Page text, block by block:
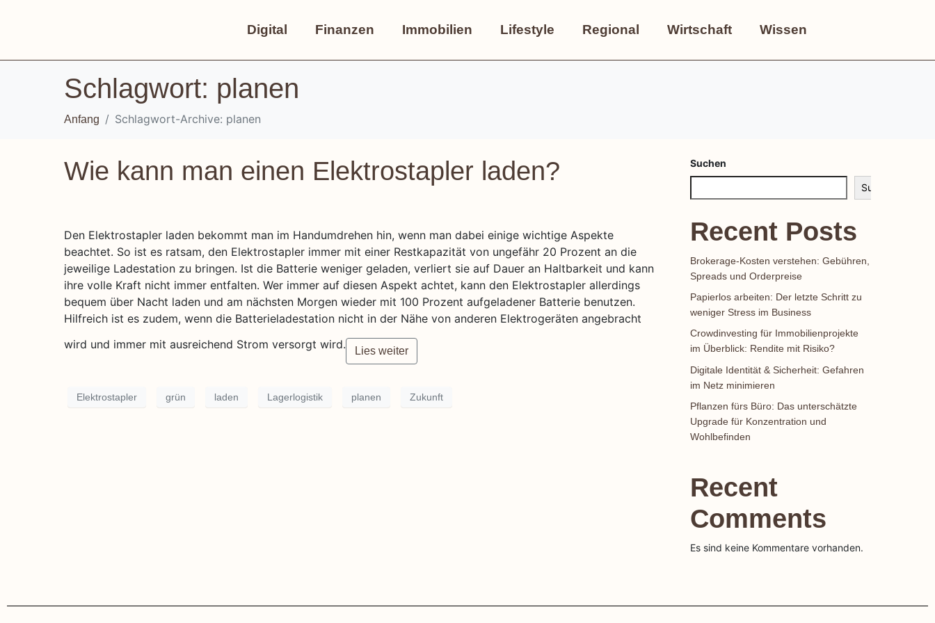
Digital Finanzen Immobilien Lifestyle Regional Wirtschaft Wissen
Schlagwort: planen
Anfang Schlagwort-Archive: planen
Wie kann man einen Elektrostapler laden?
Den Elektrostapler laden bekommt man im Handumdrehen hin, wenn man dabei einige wichtige Aspekte
beachtet. So ist es ratsam, den Elektrostapler immer mit einer Restkapazität von ungefähr 20 Prozent an die
jeweilige Ladestation zu bringen. Ist die Batterie weniger geladen, verliert sie auf Dauer an Haltbarkeit und kann
ihre volle Kraft nicht immer entfalten. Wer immer auf diesen Aspekt achtet, kann den Elektrostapler allerdings
bequem über Nacht laden und am nächsten Morgen wieder mit 100 Prozent aufgeladener Batterie benutzen.
Hilfreich ist es zudem, wenn die Batterieladestation nicht in der Nähe von anderen Elektrogeräten angebracht
wird und immer mit ausreichend Strom versorgt wird.
Lies weiter
Elektrostapler grün laden Lagerlogistik planen Zukunft
Suchen
Suchen
Recent Posts
Brokerage-Kosten verstehen: Gebühren,
Spreads und Orderpreise
Papierlos arbeiten: Der letzte Schritt zu
weniger Stress im Business
Crowdinvesting für Immobilienprojekte
im Überblick: Rendite mit Risiko?
Digitale Identität & Sicherheit: Gefahren
im Netz minimieren
Pflanzen fürs Büro: Das unterschätzte
Upgrade für Konzentration und
Wohlbefinden
Recent
Comments
Es sind keine Kommentare vorhanden.